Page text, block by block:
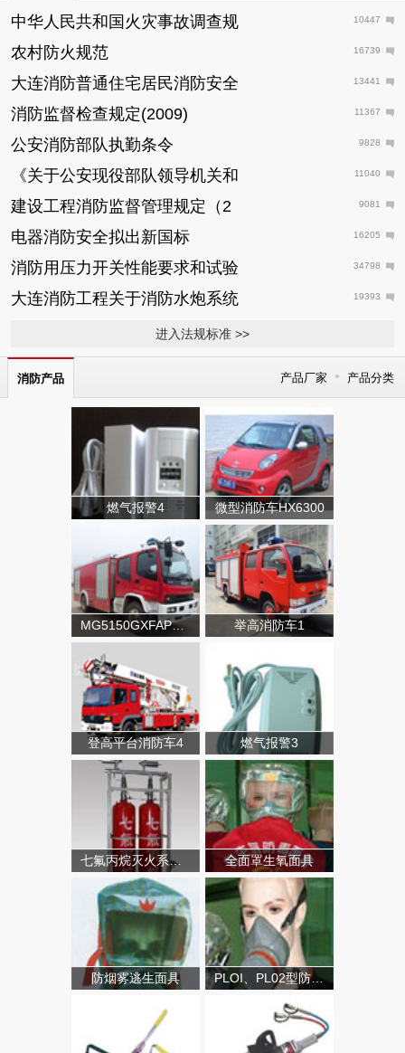
中华人民共和国火灾事故调查规 10447
农村防火规范 16739
大连消防普通住宅居民消防安全 13441
消防监督检查规定(2009) 11367
公安消防部队执勤条令 9828
《关于公安现役部队领导机关和 11040
建设工程消防监督管理规定（2 9081
电器消防安全拟出新国标 16205
消防用压力开关性能要求和试验 34798
大连消防工程关于消防水炮系统 19393
进入法规标准 >>
消防产品 产品厂家 • 产品分类
燃气报警4 微型消防车HX6300
MG5150GXFAP50A类泡沫消防车 举高消防车1
登高平台消防车4 燃气报警3
七氟丙烷灭火系统（有管网） 全面罩生氧面具
防烟雾逃生面具 PLOI、PL02型防毒面具